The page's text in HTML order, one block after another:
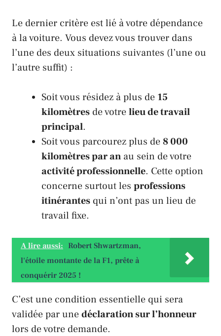
Le dernier critère est lié à votre dépendance
à la voiture. Vous devez vous trouver dans
l’une des deux situations suivantes (l’une ou
l’autre suffit) :
Soit vous résidez à plus de 15
kilomètres de votrelieu de travail
principal.
Soit vous parcourez plus de 8 000
kilomètres par an au sein de votre
activité professionnelle. Cette option
concerne surtout les professions
itinérantes qui n’ont pas un lieu de
travail fixe.
A lire aussi: Robert Shwartzman,
l'étoile montante de la F1, prête à
conquérir 2025 !
C’est une condition essentielle qui sera
validée par unedéclaration sur l’honneur
lors de votre demande.